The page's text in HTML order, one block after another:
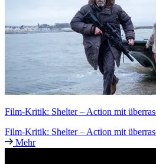
Film-Kritik: Shelter – Action mit
Film-Kritik: Shelter – Action mit
Mehr